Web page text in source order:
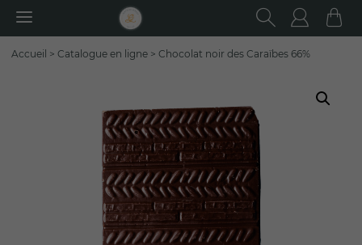
:
Accueil > Catalogue en ligne > Chocolat noir des Caraïbes 66%